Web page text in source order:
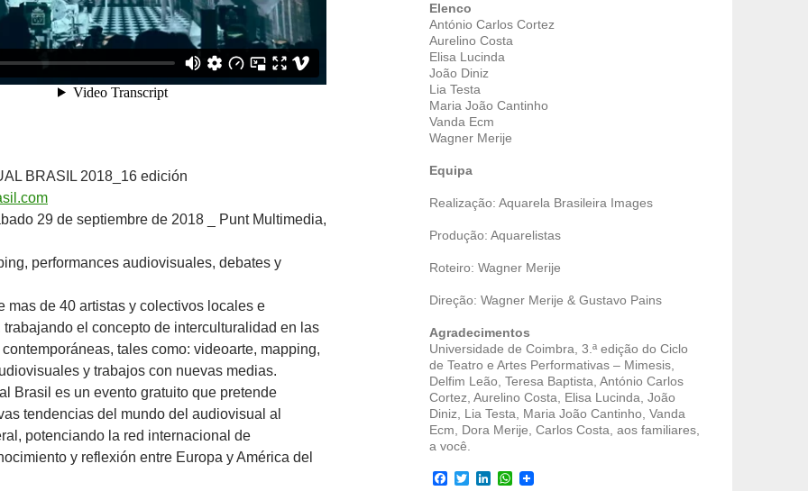
BRASIL 2018_16 edición
29 de septiembre de 2018 _ Punt Multimedia,
performances audiovisuales, debates y
mas de 40 artistas y colectivos locales e
trabajando el concepto de interculturalidad en las
tales como: videoarte, mapping,
y trabajos con nuevas medias.
Brasil es un evento gratuito que pretende
tendencias del mundo del audiovisual al
potenciando la red internacional de
y reflexión entre Europa y América del
Elenco
António Carlos Cortez
Aurelino Costa
Elisa Lucinda
João Diniz
Lia Testa
Maria João Cantinho
Vanda Ecm
Wagner Merije
Equipa
Realização: Aquarela Brasileira Images
Produção: Aquarelistas
Roteiro: Wagner Merije
Direção: Wagner Merije & Gustavo Pains
Agradecimentos
Universidade de Coimbra, 3.ª edição do Ciclo
de Teatro e Artes Performativas – Mimesis,
Delfim Leão, Teresa Baptista, António Carlos
Cortez, Aurelino Costa, Elisa Lucinda, João
Diniz, Lia Testa, Maria João Cantinho, Vanda
Ecm, Dora Merije, Carlos Costa, aos familiares,
a você.
F
T
L
W